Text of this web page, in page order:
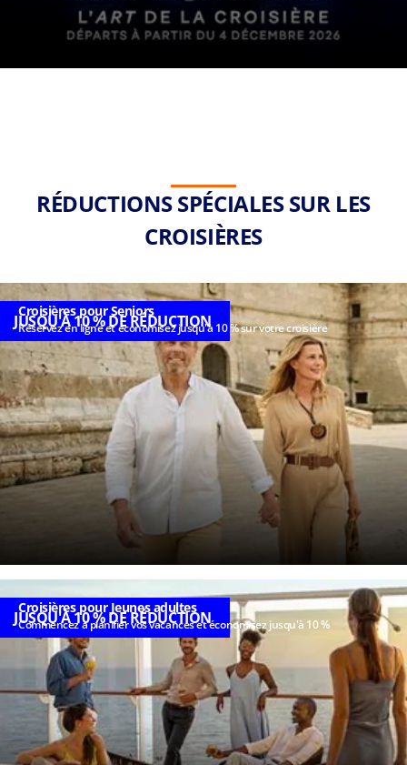
RÉDUCTIONS SPÉCIALES SUR LES
CROISIÈRES
JUSQU'À 10 % DE RÉDUCTION
Croisières pour Seniors
Réservez en ligne et économisez jusqu'à 10 % sur votre croisière
JUSQU'À 10 % DE RÉDUCTION
Croisières pour Jeunes adultes
Commencez à planifier vos vacances et économisez jusqu'à 10 %